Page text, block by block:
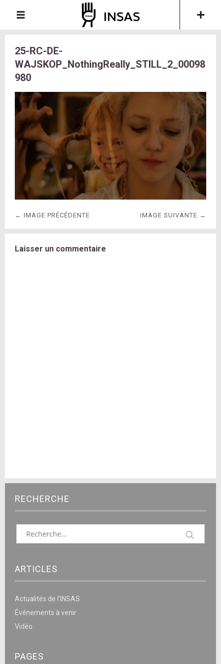
25-RC-DE-
WAJSKOP_NothingReally_STILL_2_00098
980
← IMAGE PRÉCÉDENTE IMAGE SUIVANTE →
Laisser un commentaire
RECHERCHE
ARTICLES
Actualités de l’INSAS
Événements à venir
Vidéo
PAGES